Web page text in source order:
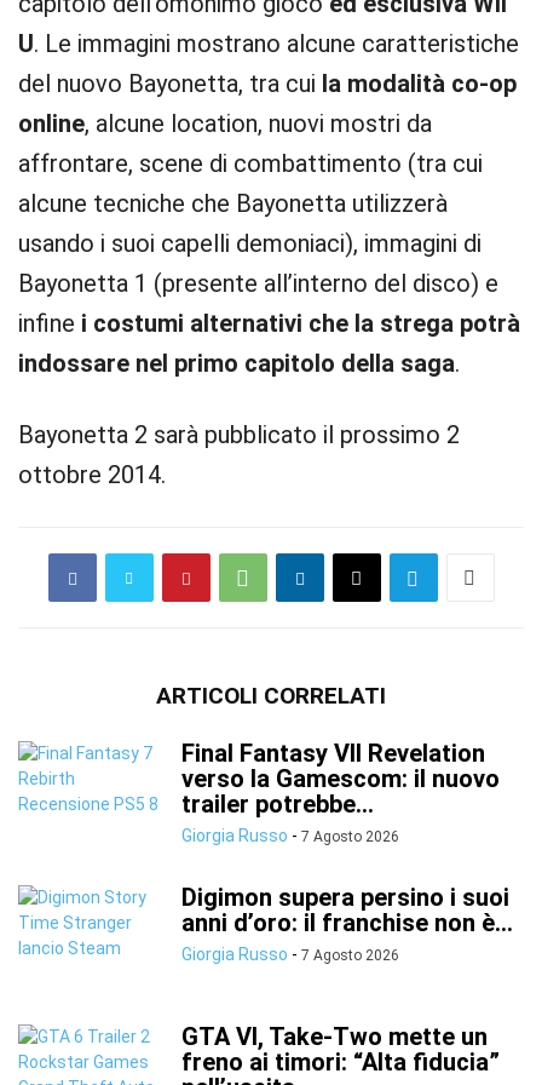
U. Le immagini mostrano alcune caratteristiche
del nuovo Bayonetta, tra cui la modalità co-op
online, alcune location, nuovi mostri da
affrontare, scene di combattimento (tra cui
alcune tecniche che Bayonetta utilizzerà
usando i suoi capelli demoniaci), immagini di
Bayonetta 1 (presente all’interno del disco) e
infine i costumi alternativi che la strega potrà
indossare nel primo capitolo della saga.
Bayonetta 2 sarà pubblicato il prossimo 2
ottobre 2014.
ARTICOLI CORRELATI
Final Fantasy VII Revelation
verso la Gamescom: il nuovo
trailer potrebbe...
Giorgia Russo - 7 Agosto 2026
Digimon supera persino i suoi
anni d’oro: il franchise non è...
Giorgia Russo - 7 Agosto 2026
GTA VI, Take-Two mette un
freno ai timori: “Alta fiducia”